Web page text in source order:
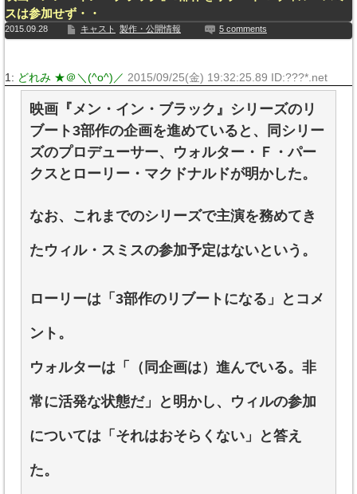
スは参加せず・・
2015.09.28 キャスト 製作・公開情報 5 comments
1: どれみ ★＠＼(^o^)／ 2015/09/25(金) 19:32:25.89 ID:???*.net
映画『メン・イン・ブラック』シリーズのリ
ブート3部作の企画を進めていると、同シリー
ズのプロデューサー、ウォルター・Ｆ・パー
クスとローリー・マクドナルドが明かした。
なお、これまでのシリーズで主演を務めてき
たウィル・スミスの参加予定はないという。
ローリーは「3部作のリブートになる」とコメ
ント。
ウォルターは「（同企画は）進んでいる。非
常に活発な状態だ」と明かし、ウィルの参加
については「それはおそらくない」と答え
た。